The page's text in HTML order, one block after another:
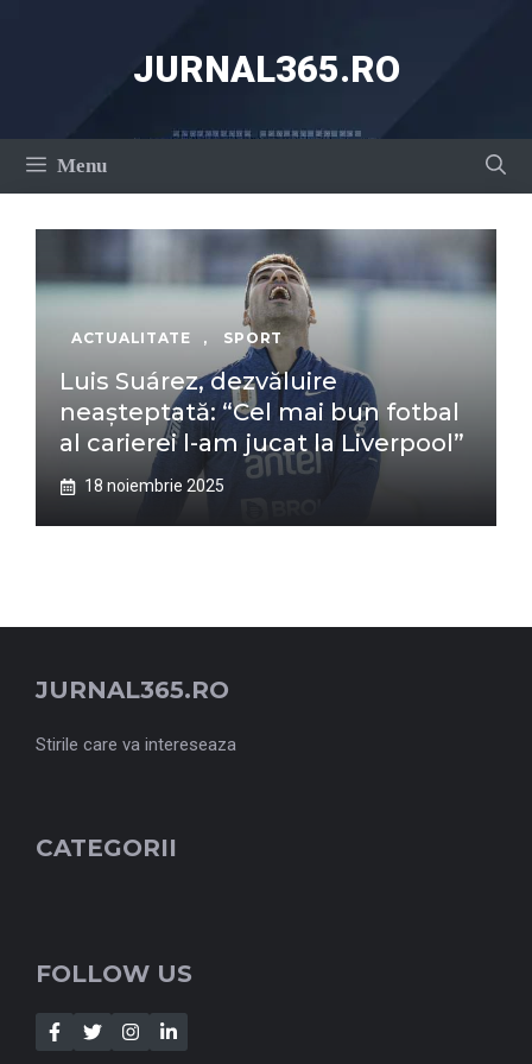
JURNAL365.RO
Menu
ACTUALITATE , SPORT
Luis Suárez, dezvăluire
neașteptată: “Cel mai bun fotbal
al carierei l-am jucat la Liverpool”
18 noiembrie 2025
JURNAL365.RO
Stirile care va intereseaza
CATEGORII
FOLLOW US